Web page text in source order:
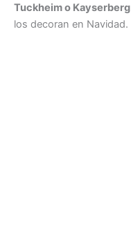
Tuckheim o Kayserberg
los decoran en Navidad.